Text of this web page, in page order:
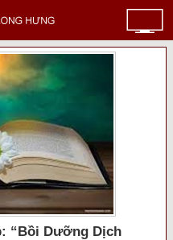
“bồi Dưỡng Dịch